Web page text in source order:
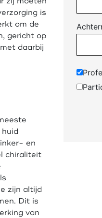
is
om de
gericht op
daarbij
en
chiraliteit
zijn altijd
Dit is
van